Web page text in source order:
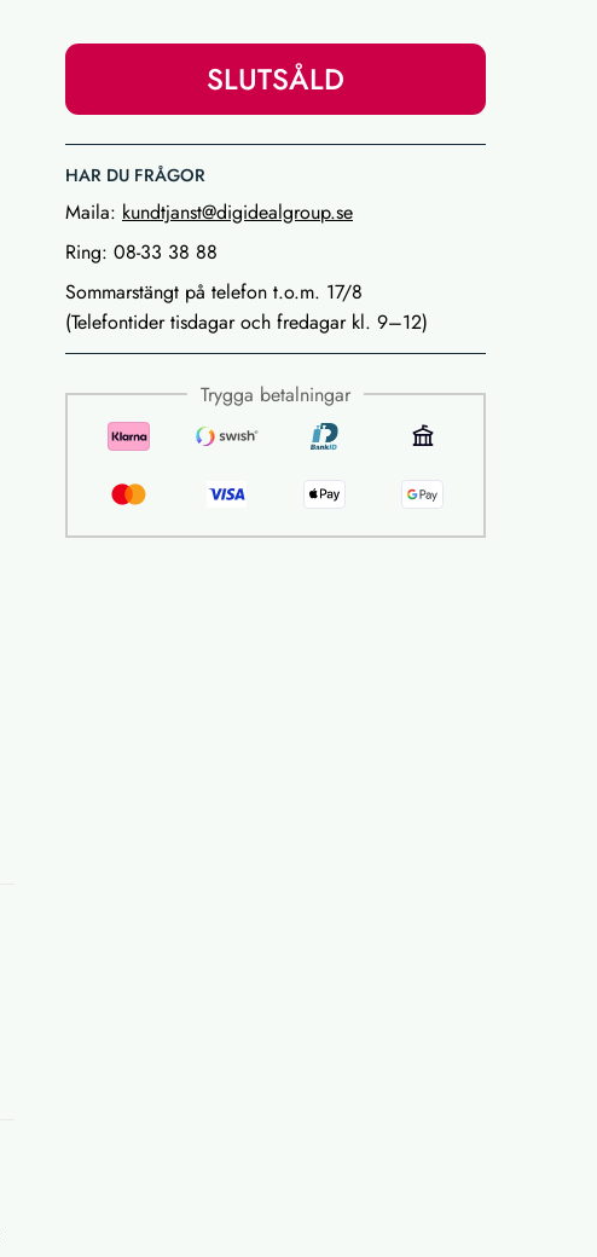
SLUTSÅLD
HAR DU FRÅGOR
Maila: kundtjanst@digidealgroup.se
Ring: 08-33 38 88
Sommarstängt på telefon t.o.m. 17/8
(Telefontider tisdagar och fredagar kl. 9–12)
Trygga betalningar